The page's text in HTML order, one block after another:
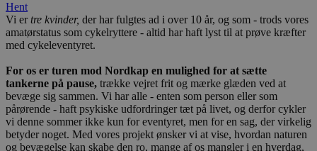
Hent
Vi ertre kvinder, der har fulgtes ad i over 10 år, og som - trods vores
amatørstatus som cykelryttere - altid har haft lyst til at prøve kræfter
med cykeleventyret.
For os er turen mod Nordkap en mulighed for at sætte
tankerne på pause, trække vejret frit og mærke glæden ved at
bevæge sig sammen. Vi har alle - enten som person eller som
pårørende - haft psykiske udfordringer tæt på livet, og derfor cykler
vi denne sommer ikke kun for eventyret, men for en sag, der virkelig
betyder noget. Med vores projekt ønsker vi at vise, hvordan naturen
og bevægelse kan skabe den ro, mange af os mangler i en hverdag,